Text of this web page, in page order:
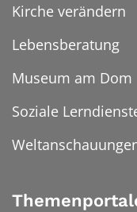
Kirche verändern
Lebensberatung
Museum am Dom
Soziale